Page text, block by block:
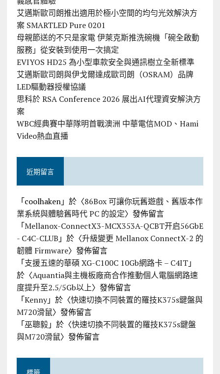
艾邁斯歐司朗推出適用於極小空間的均勻光效解決方
案 SMARTLED Pure 0201
母親節送的不只是家電 伊萊克斯推洗碗機「碗全啟動
服務」從安裝到使用一次搞定
EVIYOS HD25 為小型車款安全與通訊樹立全新標準
艾邁斯歐司朗與伊戈爾達成歐司朗（OSRAM）品牌
LED驅動器授權協議
思科於 RSA Conference 2026 展出AI代理資安解決方
案
WBC經典賽中華隊明首戰澳洲 中華電信MOD、Hami
Video熱血直播
近期留言
「coolhaken」於〈86Box 可讓你玩舊遊戲、舊版本作
業系統與體驗舊時代 PC 的設定〉發佈留言
「Mellanox-ConnectX3-MCX353A-QCBT开启56GbE
- C4C-CLUB 」於〈升級變更 Mellanox ConnectX-2 的
韌體 Firmware〉發佈留言
「支援五速的華碩 XG-C100C 10Gb網路卡 – C4IT」
於〈Aquantia與主機板廠商合作推動個人電腦網路速
度提升至2.5/5Gb以上〉發佈留言
「Kenny」於〈快速切換不同裝置的羅技K375s鍵盤與
M720滑鼠〉發佈留言
「巫聰毅」於〈快速切換不同裝置的羅技K375s鍵盤
與M720滑鼠〉發佈留言
標籤